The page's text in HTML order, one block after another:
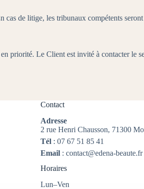
cas de litige, les tribunaux compétents
priorité. Le Client est invité à contacter le
Contact
Adresse
2 rue Henri Chausson, 71300
Tél: 07 67 51 85 41
Email: contact@edena-beaute.fr
Horaires
Lun–Ven